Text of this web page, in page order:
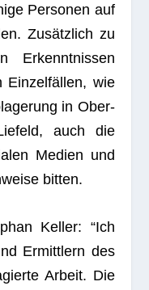
Per­so­nen auf
Zusätz­lich zu
Erkennt­nis­sen
Ein­zel­fäl­len, wie
in Ober­
auch die
Medien und
bitten.
Kel­ler: “Ich
Ermitt­lern des
Arbeit. Die